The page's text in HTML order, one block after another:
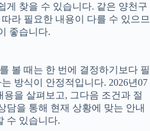
게 찾을 수 있습니다. 같은 양천구
라 필요한 내용이 다를 수 있으므
좋습니다.
볼 때는 한 번에 결정하기보다 필
방식이 안정적입니다. 2026년07
용을 살펴보고, 그다음 조건과 절
담을 통해 현재 상황에 맞는 안내
수 있습니다.